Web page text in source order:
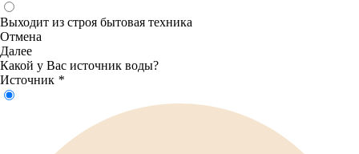
Выходит из строя бытовая техника
Отмена
Далее
Какой у Вас источник воды?
Источник *